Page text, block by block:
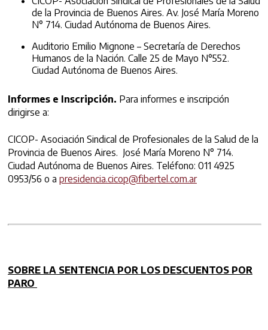
de la Provincia de Buenos Aires. Av. José María Moreno
N° 714. Ciudad Autónoma de Buenos Aires.
Auditorio Emilio Mignone – Secretaría de Derechos
Humanos de la Nación. Calle 25 de Mayo N°552.
Ciudad Autónoma de Buenos Aires.
Informes e Inscripción. Para informes e inscripción
dirigirse a:
CICOP- Asociación Sindical de Profesionales de la Salud de la
Provincia de Buenos Aires. José María Moreno N° 714.
Ciudad Autónoma de Buenos Aires. Teléfono: 011 4925
0953/56 o a presidencia.cicop@fibertel.com.ar
SOBRE LA SENTENCIA POR LOS DESCUENTOS POR
PARO